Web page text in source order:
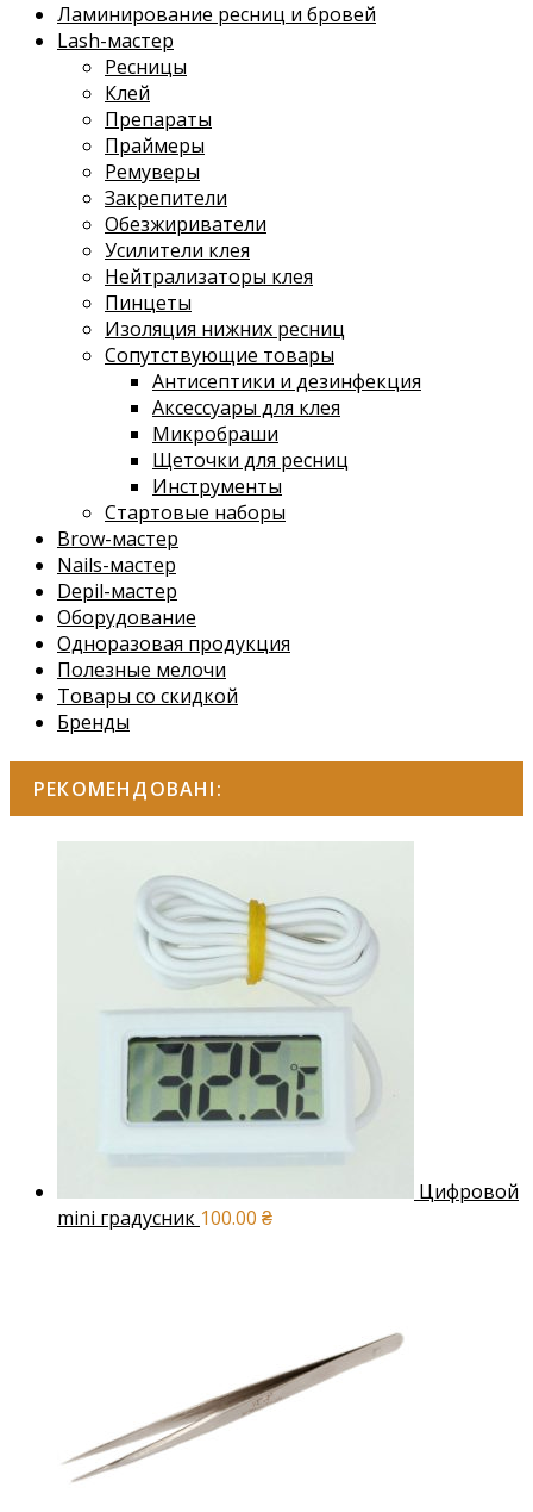
Ламинирование ресниц и бровей
Lash-мастер
Ресницы
Клей
Препараты
Праймеры
Ремуверы
Закрепители
Обезжириватели
Усилители клея
Нейтрализаторы клея
Пинцеты
Изоляция нижних ресниц
Сопутствующие товары
Антисептики и дезинфекция
Аксессуары для клея
Микробраши
Щеточки для ресниц
Инструменты
Стартовые наборы
Brow-мастер
Nails-мастер
Depil-мастер
Оборудование
Одноразовая продукция
Полезные мелочи
Товары со скидкой
Бренды
РЕКОМЕНДОВАНІ:
Цифровой
mini градусник 100.00 ₴